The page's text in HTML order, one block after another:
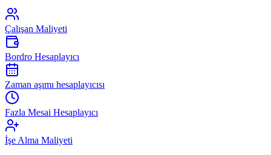
Çalışan Maliyeti
Bordro Hesaplayıcı
Zaman aşımı hesaplayıcısı
Fazla Mesai Hesaplayıcı
İşe Alma Maliyeti